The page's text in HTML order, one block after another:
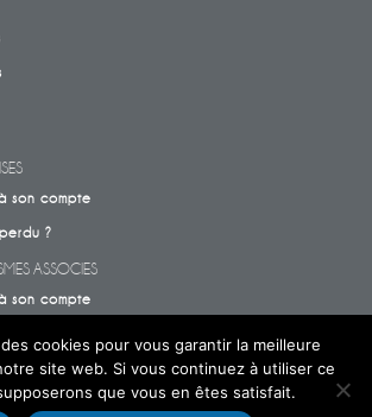
son compte
?
ASSOCIES
son compte
cookies pour vous garantir la meilleure
site web. Si vous continuez à utiliser ce
que vous en êtes satisfait.